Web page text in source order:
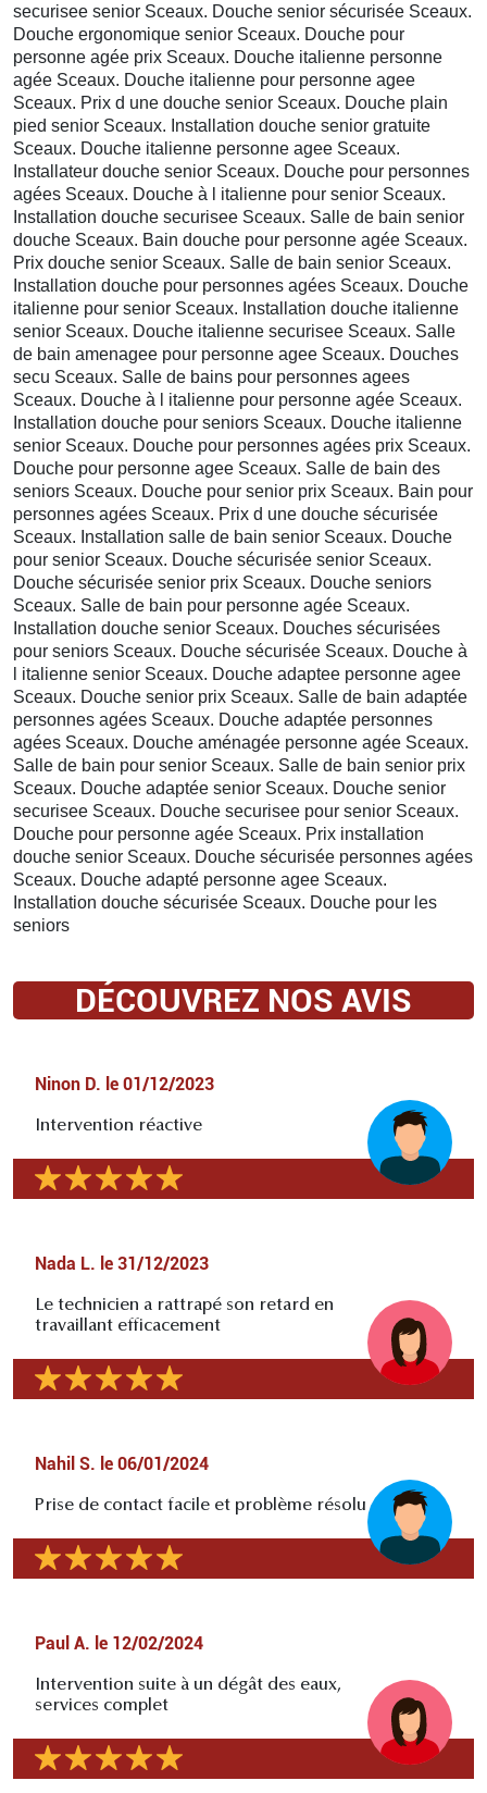
securisee senior Sceaux. Douche senior sécurisée Sceaux.
Douche ergonomique senior Sceaux. Douche pour
personne agée prix Sceaux. Douche italienne personne
agée Sceaux. Douche italienne pour personne agee
Sceaux. Prix d une douche senior Sceaux. Douche plain
pied senior Sceaux. Installation douche senior gratuite
Sceaux. Douche italienne personne agee Sceaux.
Installateur douche senior Sceaux. Douche pour personnes
agées Sceaux. Douche à l italienne pour senior Sceaux.
Installation douche securisee Sceaux. Salle de bain senior
douche Sceaux. Bain douche pour personne agée Sceaux.
Prix douche senior Sceaux. Salle de bain senior Sceaux.
Installation douche pour personnes agées Sceaux. Douche
italienne pour senior Sceaux. Installation douche italienne
senior Sceaux. Douche italienne securisee Sceaux. Salle
de bain amenagee pour personne agee Sceaux. Douches
secu Sceaux. Salle de bains pour personnes agees
Sceaux. Douche à l italienne pour personne agée Sceaux.
Installation douche pour seniors Sceaux. Douche italienne
senior Sceaux. Douche pour personnes agées prix Sceaux.
Douche pour personne agee Sceaux. Salle de bain des
seniors Sceaux. Douche pour senior prix Sceaux. Bain pour
personnes agées Sceaux. Prix d une douche sécurisée
Sceaux. Installation salle de bain senior Sceaux. Douche
pour senior Sceaux. Douche sécurisée senior Sceaux.
Douche sécurisée senior prix Sceaux. Douche seniors
Sceaux. Salle de bain pour personne agée Sceaux.
Installation douche senior Sceaux. Douches sécurisées
pour seniors Sceaux. Douche sécurisée Sceaux. Douche à
l italienne senior Sceaux. Douche adaptee personne agee
Sceaux. Douche senior prix Sceaux. Salle de bain adaptée
personnes agées Sceaux. Douche adaptée personnes
agées Sceaux. Douche aménagée personne agée Sceaux.
Salle de bain pour senior Sceaux. Salle de bain senior prix
Sceaux. Douche adaptée senior Sceaux. Douche senior
securisee Sceaux. Douche securisee pour senior Sceaux.
Douche pour personne agée Sceaux. Prix installation
douche senior Sceaux. Douche sécurisée personnes agées
Sceaux. Douche adapté personne agee Sceaux.
Installation douche sécurisée Sceaux. Douche pour les
seniors
DÉCOUVREZ NOS AVIS
Ninon D. le 01/12/2023
Intervention réactive
Nada L. le 31/12/2023
Le technicien a rattrapé son retard en
travaillant efficacement
Nahil S. le 06/01/2024
Prise de contact facile et problème résolu
Paul A. le 12/02/2024
Intervention suite à un dégât des eaux,
services complet